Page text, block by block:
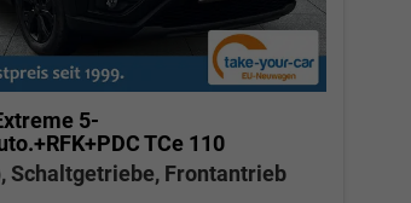
5-
TCe 110
Schaltgetriebe, Frontantrieb